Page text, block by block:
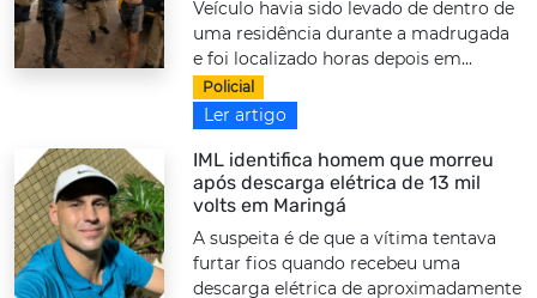
Veículo havia sido levado de dentro de
uma residência durante a madrugada
e foi localizado horas depois em...
Policial
Ler artigo
IML identifica homem que morreu
após descarga elétrica de 13 mil
volts em Maringá
A suspeita é de que a vítima tentava
furtar fios quando recebeu uma
descarga elétrica de aproximadamente